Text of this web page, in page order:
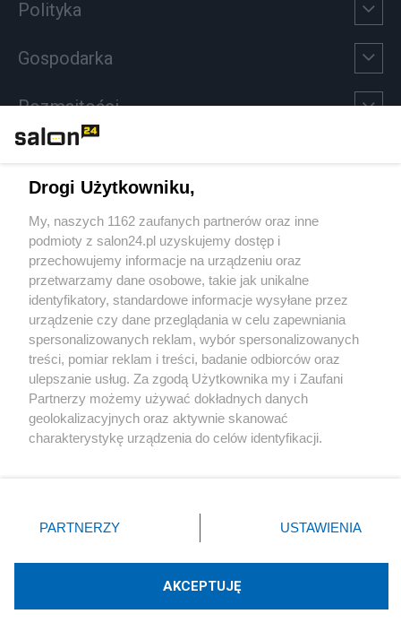
Polityka
Gospodarka
Rozmaitości
Sport
Społeczeństwo
Kultura
X Facebook Instagram Youtube
Technologię dostarcza:W3media.pl
Drogi Użytkowniku,
My, naszych 1162 zaufanych partnerów oraz inne
podmioty z salon24.pl uzyskujemy dostęp i
przechowujemy informacje na urządzeniu oraz
przetwarzamy dane osobowe, takie jak unikalne
identyfikatory, standardowe informacje wysyłane przez
urządzenie czy dane przeglądania w celu zapewniania
spersonalizowanych reklam, wybór spersonalizowanych
treści, pomiar reklam i treści, badanie odbiorców oraz
ulepszanie usług. Za zgodą Użytkownika my i Zaufani
Partnerzy możemy używać dokładnych danych
geolokalizacyjnych oraz aktywnie skanować
charakterystykę urządzenia do celów identyfikacji.
zmienić/wycofać klikając przycisk ustawień prywatności
znajdujący się w lewym dolnym rogu strony
rodzaje przetwarzania danych nie wymagają zgody
użytkownika, ale masz prawo sprzeciwić się takiemu
PARTNERZY USTAWIENIA
AKCEPTUJĘ